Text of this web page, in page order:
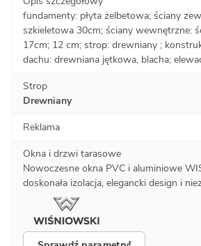
fundamenty: płyta żelbetowa; ściany
szkieletowa 30cm; ściany wewnętrzne:
17cm; 12 cm; strop: drewniany ;
dachu: drewniana jętkowa, blacha;
Strop
Drewniany
Reklama
Okna i drzwi tarasowe
Nowoczesne okna PVC i aluminiowe
doskonała izolacja, elegancki design i